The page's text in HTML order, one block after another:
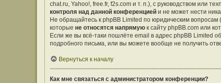
chat.ru, Yahoo!, free.fr, f2s.com и т. п.), с руководством или
контроля над данной конференцией и не может нести
Не обращайтесь к phpBB Limited по юридическим вопросам
которые не относятся напрямую к сайту phpBB.com или
Если же вы всё-таки пошлёте email в адрес phpBB Limited
подробного письма, или вы можете вообще не получить
Вернуться к началу
Как мне связаться с администратором конференции?